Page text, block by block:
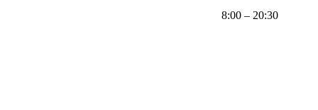
8:00 – 20:30